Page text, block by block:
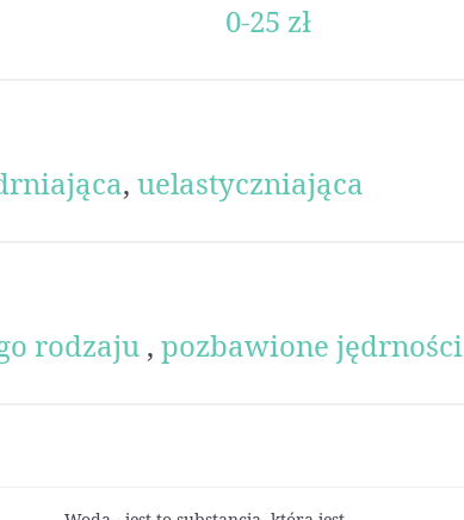
0-25 zł
, uelastyczniająca
rodzaju , pozbawione jędrności